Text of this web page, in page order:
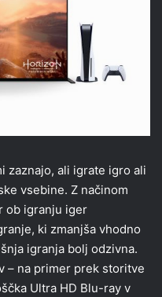
zaznajo, ali igrate igro ali
vsebine. Z načinom
ob igranju iger
ki zmanjša vhodno
igranja bolj odzivna.
– na primer prek storitve
Ultra HD Blu-ray v